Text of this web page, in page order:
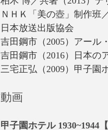
ＮＨＫ「美の壺」制作班
日本放送出版協会
吉田鋼市（2005）アール
吉田鋼市（2016）日本の
三宅正弘（2009）甲子園
動画
甲子園ホテル 1930~1944